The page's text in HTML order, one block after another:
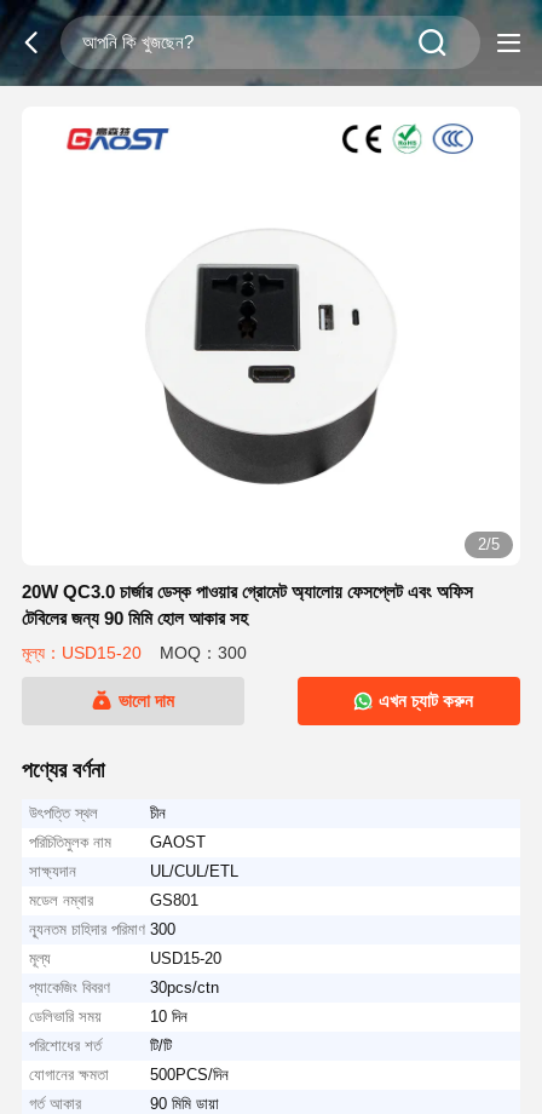
2/5
20W QC3.0 চার্জার ডেস্ক পাওয়ার গ্রোমেট অ্যালোয় ফেসপ্লেট এবং অফিস
টেবিলের জন্য 90 মিমি হোল আকার সহ
মূল্য：USD15-20 MOQ：300
ভালো দাম এখন চ্যাট করুন
পণ্যের বর্ণনা
উৎপত্তি স্থল
চীন
পরিচিতিমুলক নাম
GAOST
সাক্ষ্যদান
UL/CUL/ETL
মডেল নম্বার
GS801
ন্যূনতম চাহিদার পরিমাণ 300
মূল্য
USD15-20
প্যাকেজিং বিবরণ
30pcs/ctn
ডেলিভারি সময়
10 দিন
পরিশোধের শর্ত
টি/টি
যোগানের ক্ষমতা
500PCS/দিন
গর্ত আকার
90 মিমি ডায়া